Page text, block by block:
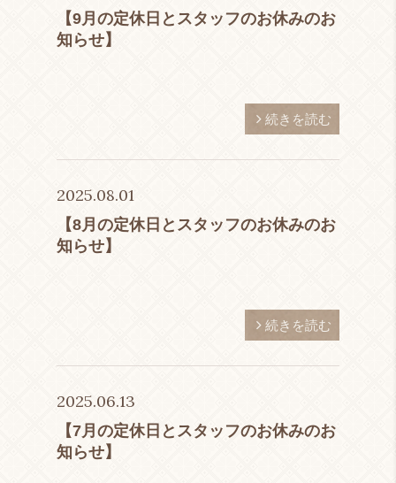
【9月の定休日とスタッフのお休みのお
知らせ】
続きを読む
2025.08.01
【8月の定休日とスタッフのお休みのお
知らせ】
続きを読む
2025.06.13
【7月の定休日とスタッフのお休みのお
知らせ】